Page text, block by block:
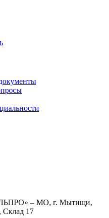
– МО, г. Мытищи,
Склад 17